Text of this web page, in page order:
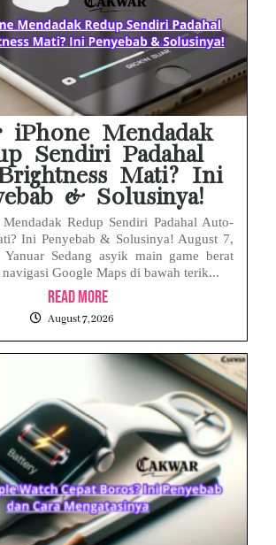
iPhone Mendadak
Sendiri Padahal
Mati? Ini
& Solusinya!
Redup Sendiri Padahal Auto-
Ini Penyebab & Solusinya! August 7,
Yanuar Sedang asyik main game berat
navigasi Google Maps di bawah terik...
Read More
August 7, 2026